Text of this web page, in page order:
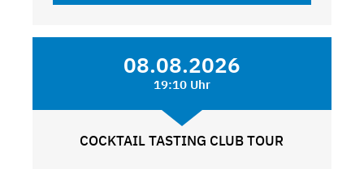
08.08.2026
19:10 Uhr
COCKTAIL TASTING CLUB TOUR